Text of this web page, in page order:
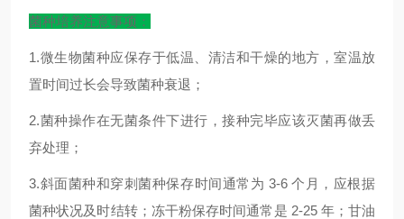
菌种培养注意事项：
1.微生物菌种应保存于低温、清洁和干燥的地方，室温放
置时间过长会导致菌种衰退；
2.菌种操作在无菌条件下进行，接种完毕应该灭菌再做丢
弃处理；
3.斜面菌种和穿刺菌种保存时间通常为 3-6 个月，应根据
菌种状况及时结转；冻干粉保存时间通常是 2-25 年；甘油